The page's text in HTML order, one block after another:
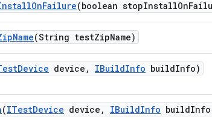
OnFailure(boolean stopInstallOn
Name(String testZipName)
Device device , IBuildInfo buildInfo)
(ITestDevice device , IBuildInfo buildInfo